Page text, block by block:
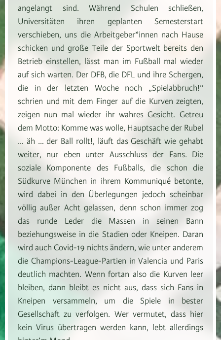
angelangt sind. Während Schulen schließen,
Universitäten ihren geplanten Semesterstart
verschieben, uns die Arbeitgeber*innen nach Hause
schicken und große Teile der Sportwelt bereits den
Betrieb einstellen, lässt man im Fußball mal wieder
auf sich warten. Der DFB, die DFL und ihre Schergen,
die in der letzten Woche noch „Spielabbruch!“
schrien und mit dem Finger auf die Kurven zeigten,
zeigen nun mal wieder ihr wahres Gesicht. Getreu
dem Motto: Komme was wolle, Hauptsache der Rubel
… äh … der Ball rollt!, läuft das Geschäft wie gehabt
weiter, nur eben unter Ausschluss der Fans. Die
soziale Komponente des Fußballs, die schon die
Südkurve München in ihrem Kommuniqué betonte,
wird dabei in den Überlegungen jedoch scheinbar
völlig außer Acht gelassen, denn schon immer zog
das runde Leder die Massen in seinen Bann
beziehungsweise in die Stadien oder Kneipen. Daran
wird auch Covid-19 nichts ändern, wie unter anderem
die Champions-League-Partien in Valencia und Paris
deutlich machten. Wenn fortan also die Kurven leer
bleiben, dann bleibt es nicht aus, dass sich Fans in
Kneipen versammeln, um die Spiele in bester
Gesellschaft zu verfolgen. Wer vermutet, dass hier
kein Virus übertragen werden kann, lebt allerdings